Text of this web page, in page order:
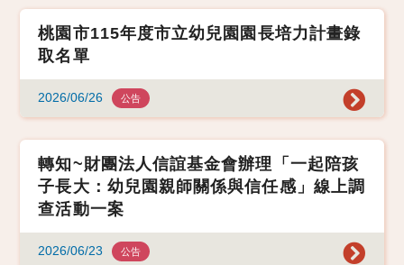
桃園市115年度市立幼兒園園長培力計畫錄
取名單
2026/06/26 公告
轉知~財團法人信誼基金會辦理「一起陪孩
子長大：幼兒園親師關係與信任感」線上調
查活動一案
2026/06/23 公告